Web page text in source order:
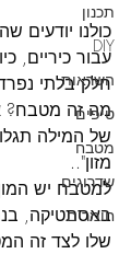
תכנון
DIY
השראות
טיפים
מטבח
שדרוגים
חומרים
כולנו יודעים
עבור כיריים,
חלק בלתי
מה זה
של המילה
מזון"..
למטבח יש
באסתטיקה,
שלו לצד זה